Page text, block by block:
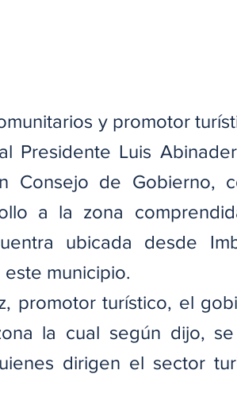
y promotor
Presidente Luis
Consejo de Gobierno,
a la zona
ubicada desde
municipio.
promotor turístico, el
la cual según dijo, se
dirigen el sector